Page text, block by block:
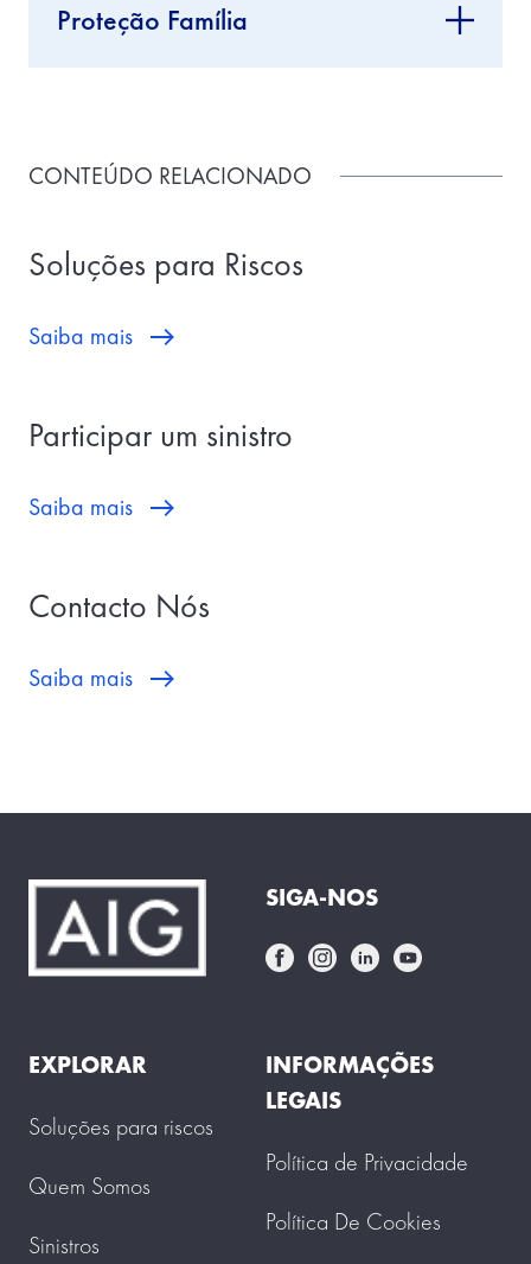
Proteção Família
CONTEÚDO RELACIONADO
Soluções para Riscos
Saiba mais
Participar um sinistro
Saiba mais
Contacto Nós
Saiba mais
SIGA-NOS
EXPLORAR
Soluções para riscos
Quem Somos
Sinistros
INFORMAÇÕES
LEGAIS
Política de Privacidade
Política De Cookies